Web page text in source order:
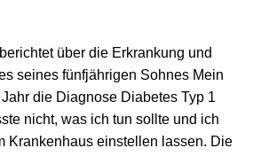
über die Erkrankung und
seines fünfjährigen Sohnes Mein
die Diagnose Diabetes Typ 1
nicht, was ich tun sollte und ich
Krankenhaus einstellen lassen. Die